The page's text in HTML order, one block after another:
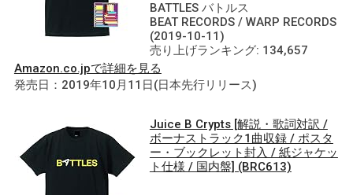
BATTLES バトルス
BEAT RECORDS / WARP RECORDS
(2019-10-11)
売り上げランキング: 134,657
Amazon.co.jpで詳細を見る
発売日：2019年10月11日(日本先行リリース)
Juice B Crypts [解説・歌詞対訳 /
ボーナストラック1曲収録 / ポスタ
ー・ブックレット封入 / 紙ジャケッ
ト仕様 / 国内盤] (BRC613)